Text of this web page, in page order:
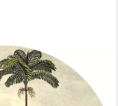
Vintage Landscape - Größe 125
Wohnzimmer, Schlafzimmer